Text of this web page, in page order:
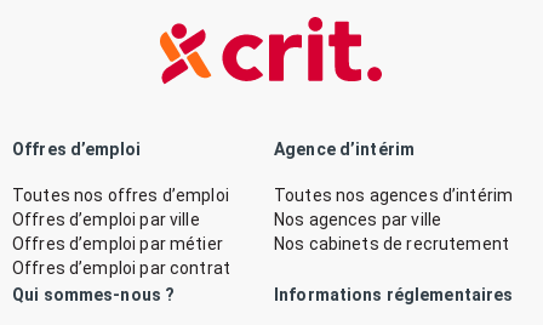
Offres d’emploi
Toutes nos offres d’emploi
Offres d’emploi par ville
Offres d’emploi par métier
Offres d’emploi par contrat
Agence d’intérim
Toutes nos agences d’intérim
Nos agences par ville
Nos cabinets de recrutement
Qui sommes-nous ? Informations réglementaires